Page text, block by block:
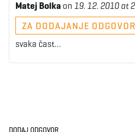
Matej Bolka on 19. 12. 2010 at
ZA DODAJANJE
svaka čast…
DODAJ ODGOVOR